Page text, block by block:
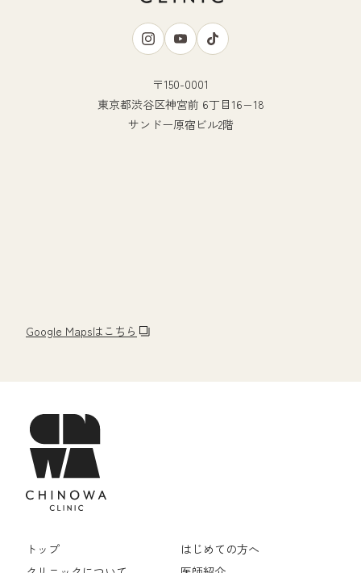
Google Mapsはこちら
〒150-0001
東京都渋谷区神宮前 6丁目16−18
サンドー原宿ビル2階
トップ
はじめての方へ